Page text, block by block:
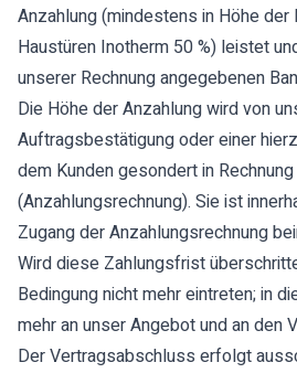
Anzahlung (mindestens in Höhe
Haustüren Inotherm 50 %) leistet
unserer Rechnung angegebenen
Die Höhe der Anzahlung wird von
Auftragsbestätigung oder einer
dem Kunden gesondert in
(Anzahlungsrechnung). Sie ist
Zugang der Anzahlungsrechnung
Wird diese Zahlungsfrist
Bedingung nicht mehr eintreten; in
mehr an unser Angebot und an den
Der Vertragsabschluss erfolgt